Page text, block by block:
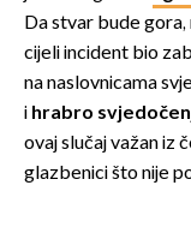
Da stvar bude
cijeli incident bio
na naslovnicama
i hrabro
ovaj slučaj važan iz
glazbenici što nije